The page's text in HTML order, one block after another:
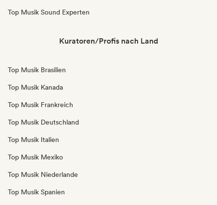
Top Musik Sound Experten
Kuratoren/Profis nach Land
Top Musik Brasilien
Top Musik Kanada
Top Musik Frankreich
Top Musik Deutschland
Top Musik Italien
Top Musik Mexiko
Top Musik Niederlande
Top Musik Spanien